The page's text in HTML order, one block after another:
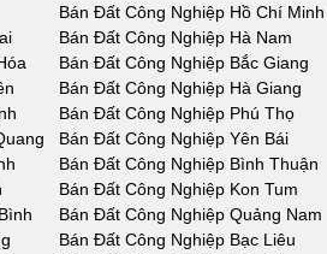
Bán Đất Công Nghiệp Hồ Chí Minh
Bán Đất Công Nghiệp Hà Nam
Bán Đất Công Nghiệp Bắc Giang
Bán Đất Công Nghiệp Hà Giang
Bán Đất Công Nghiệp Phú Thọ
Bán Đất Công Nghiệp Yên Bái
Bán Đất Công Nghiệp Bình Thuận
Bán Đất Công Nghiệp Kon Tum
Bán Đất Công Nghiệp Quảng Nam
Bán Đất Công Nghiệp Bạc Liêu